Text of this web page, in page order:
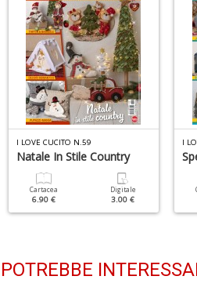
I LOVE CUCITO N.59
Natale In Stile Country
Cartacea
6.90 €
Digitale
3.00 €
I
POTREBBE